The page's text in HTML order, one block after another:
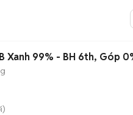
Xanh 99% - BH 6th, Góp